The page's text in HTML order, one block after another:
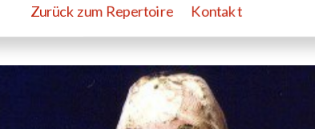
Zurück zum Repertoire Kontakt